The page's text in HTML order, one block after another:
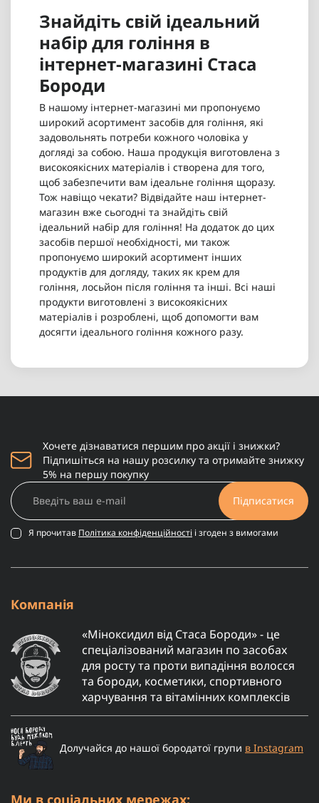
Знайдіть свій ідеальний
набір для гоління в
інтернет-магазині Стаса
Бороди
В нашому інтернет-магазині ми пропонуємо
широкий асортимент засобів для гоління, які
задовольнять потреби кожного чоловіка у
догляді за собою. Наша продукція виготовлена з
високоякісних матеріалів і створена для того,
щоб забезпечити вам ідеальне гоління щоразу.
Тож навіщо чекати? Відвідайте наш інтернет-
магазин вже сьогодні та знайдіть свій
ідеальний набір для гоління! На додаток до цих
засобів першої необхідності, ми також
пропонуємо широкий асортимент інших
продуктів для догляду, таких як крем для
гоління, лосьйон після гоління та інші. Всі наші
продукти виготовлені з високоякісних
матеріалів і розроблені, щоб допомогти вам
досягти ідеального гоління кожного разу.
Хочете дізнаватися першим про акції і знижки?
Підпишіться на нашу розсилку та отримайте знижку
5% на першу покупку
Підписатися
Я прочитав Політика конфіденційності і згоден з вимогами
Компанія
«Міноксидил від Стаса Бороди» - це
спеціалізований магазин по засобах
для росту та проти випадіння волосся
та бороди, косметики, спортивного
харчування та вітамінних комплексів
Долучайся до нашої бородатої групи в Instagram
Ми в соціальних мережах: